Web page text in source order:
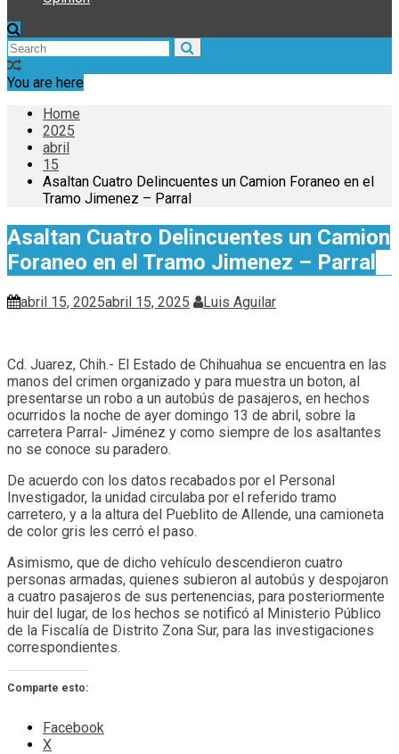
You are here
Home
2025
abril
15
Asaltan Cuatro Delincuentes un Camion Foraneo en el
Tramo Jimenez – Parral
Asaltan Cuatro Delincuentes un Camion
Foraneo en el Tramo Jimenez – Parral
abril 15, 2025abril 15, 2025 Luis Aguilar
Cd. Juarez, Chih.- El Estado de Chihuahua se encuentra en las
manos del crimen organizado y para muestra un boton, al
presentarse un robo a un autobús de pasajeros, en hechos
ocurridos la noche de ayer domingo 13 de abril, sobre la
carretera Parral- Jiménez y como siempre de los asaltantes
no se conoce su paradero.
De acuerdo con los datos recabados por el Personal
Investigador, la unidad circulaba por el referido tramo
carretero, y a la altura del Pueblito de Allende, una camioneta
de color gris les cerró el paso.
Asimismo, que de dicho vehículo descendieron cuatro
personas armadas, quienes subieron al autobús y despojaron
a cuatro pasajeros de sus pertenencias, para posteriormente
huir del lugar, de los hechos se notificó al Ministerio Público
de la Fiscalía de Distrito Zona Sur, para las investigaciones
correspondientes.
Comparte esto:
Facebook
X